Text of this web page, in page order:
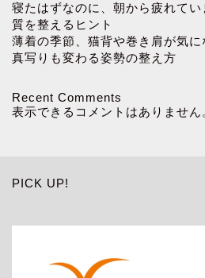
寝たはずなのに、朝から疲れて
質を整えるヒント
薄着の季節、猫背や巻き肩が気
真写りも変わる姿勢の整え方
Recent Comments
表示できるコメントはありません
PICK UP!